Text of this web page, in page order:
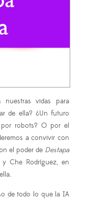
vidas para
de ella? ¿Un futuro
robots? O por el
a convivir con
el poder de Destapa
Che Rodríguez, en
.
de todo lo que la IA